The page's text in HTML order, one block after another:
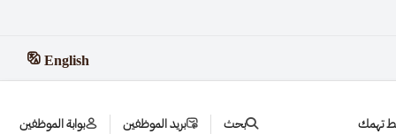
English
تهمك بحث بريد الموظفين بوابة الموظفين